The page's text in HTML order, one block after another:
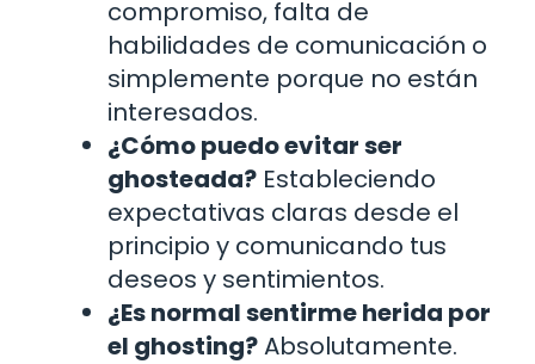
compromiso, falta de
habilidades de comunicación o
simplemente porque no están
interesados.
¿Cómo puedo evitar ser
ghosteada? Estableciendo
expectativas claras desde el
principio y comunicando tus
deseos y sentimientos.
¿Es normal sentirme herida por
el ghosting?Absolutamente.